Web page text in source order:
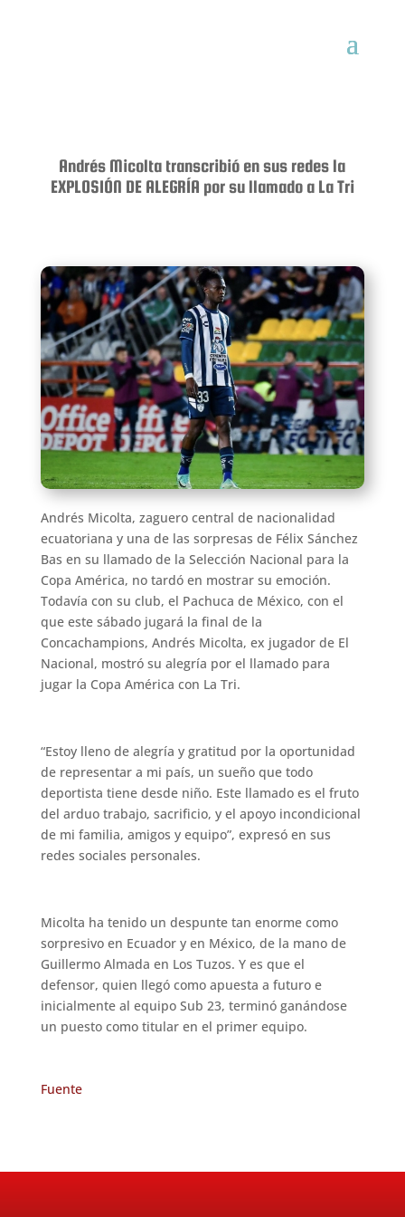
Andrés Micolta transcribió en sus redes la
EXPLOSIÓN DE ALEGRÍA por su llamado a La Tri
Andrés Micolta, zaguero central de nacionalidad
ecuatoriana y una de las sorpresas de Félix Sánchez
Bas en su llamado de la Selección Nacional para la
Copa América, no tardó en mostrar su emoción.
Todavía con su club, el Pachuca de México, con el
que este sábado jugará la final de la
Concachampions, Andrés Micolta, ex jugador de El
Nacional, mostró su alegría por el llamado para
jugar la Copa América con La Tri.
“Estoy lleno de alegría y gratitud por la oportunidad
de representar a mi país, un sueño que todo
deportista tiene desde niño. Este llamado es el fruto
del arduo trabajo, sacrificio, y el apoyo incondicional
de mi familia, amigos y equipo”, expresó en sus
redes sociales personales.
Micolta ha tenido un despunte tan enorme como
sorpresivo en Ecuador y en México, de la mano de
Guillermo Almada en Los Tuzos. Y es que el
defensor, quien llegó como apuesta a futuro e
inicialmente al equipo Sub 23, terminó ganándose
un puesto como titular en el primer equipo.
Fuente